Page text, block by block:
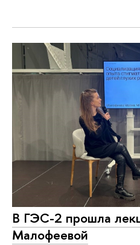
В ГЭС-2 прошла
Малофеевой